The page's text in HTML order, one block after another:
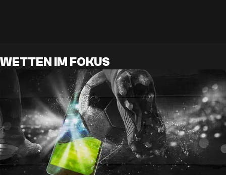
WETTEN IM FOKUS